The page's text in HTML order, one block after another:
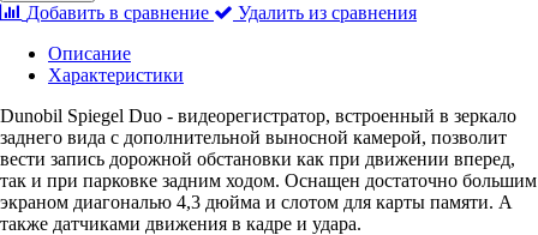
Добавить в сравнение
Удалить из сравнения
Описание
Характеристики
Dunobil Spiegel Duo - видеорегистратор, встроенный в зеркало
заднего вида с дополнительной выносной камерой, позволит
вести запись дорожной обстановки как при движении вперед,
так и при парковке задним ходом. Оснащен достаточно большим
экраном диагональю 4,3 дюйма и слотом для карты памяти. А
также датчиками движения в кадре и удара.